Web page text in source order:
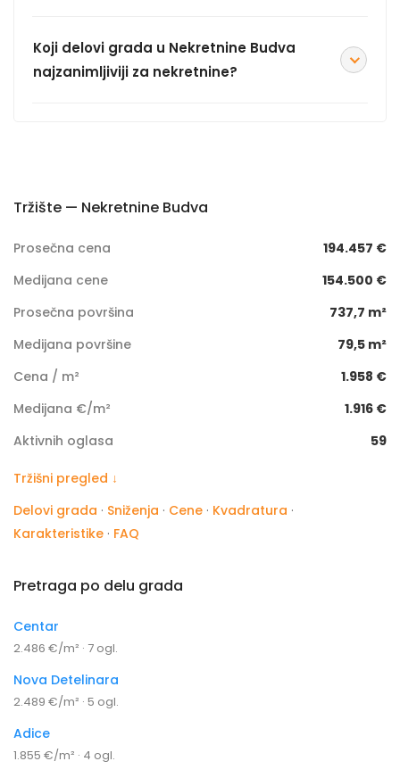
Koji delovi grada u Nekretnine Budva
najzanimljiviji za nekretnine?
Tržište — Nekretnine Budva
Prosečna cena
194.457 €
Medijana cene
154.500 €
Prosečna površina
737,7 m²
Medijana površine
79,5 m²
Cena / m²
1.958 €
Medijana €/m²
1.916 €
Aktivnih oglasa
59
Tržišni pregled ↓
Delovi grada · Sniženja · Cene · Kvadratura ·
Karakteristike · FAQ
Pretraga po delu grada
Centar
2.486 €/m² · 7 ogl.
Nova Detelinara
2.489 €/m² · 5 ogl.
Adice
1.855 €/m² · 4 ogl.